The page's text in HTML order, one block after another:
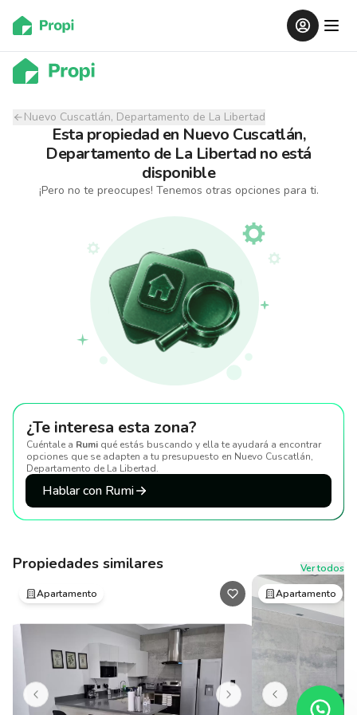
Nuevo Cuscatlán, Departamento de La Libertad
Esta propiedad en Nuevo Cuscatlán,
Departamento de La Libertad no está
disponible
¡Pero no te preocupes! Tenemos otras opciones para ti.
¿Te interesa esta zona?
Cuéntale a Rumi qué estás buscando y ella te ayudará a encontrar
opciones que se adapten a tu presupuesto en Nuevo Cuscatlán,
Departamento de La Libertad.
Hablar con Rumi
Propiedades similares
Ver todos
Apartamento
Apartamento